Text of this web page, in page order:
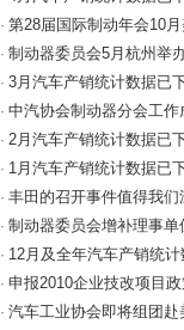
· 第28届国际制动年会10
· 制动器委员会5月杭州举
· 3月汽车产销统计数据已
· 中汽协会制动器分会工作
· 2月汽车产销统计数据已
· 1月汽车产销统计数据已
· 丰田的召开事件值得我们
· 制动器委员会增补理事单
· 12月及全年汽车产销统
· 申报2010企业技改项目
· 汽车工业协会即将组团赴